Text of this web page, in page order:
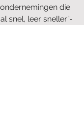
die
snel, leer sneller”-